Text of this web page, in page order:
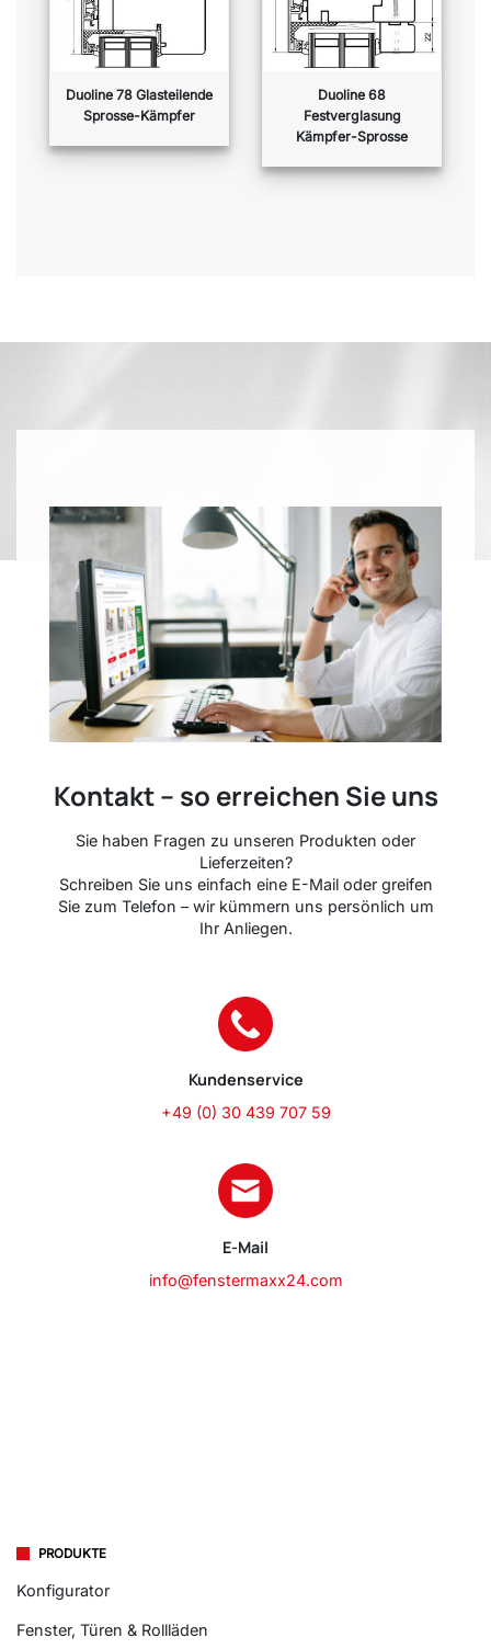
Duoline 78 Glasteilende
Sprosse-Kämpfer
Duoline 68
Festverglasung
Kämpfer-Sprosse
Kontakt – so erreichen Sie uns
Sie haben Fragen zu unseren Produkten oder
Lieferzeiten?
Schreiben Sie uns einfach eine E-Mail oder greifen
Sie zum Telefon – wir kümmern uns persönlich um
Ihr Anliegen.
Kundenservice
+49 (0) 30 439 707 59
E-Mail
info@fenstermaxx24.com
PRODUKTE
Konfigurator
Fenster, Türen & Rollläden